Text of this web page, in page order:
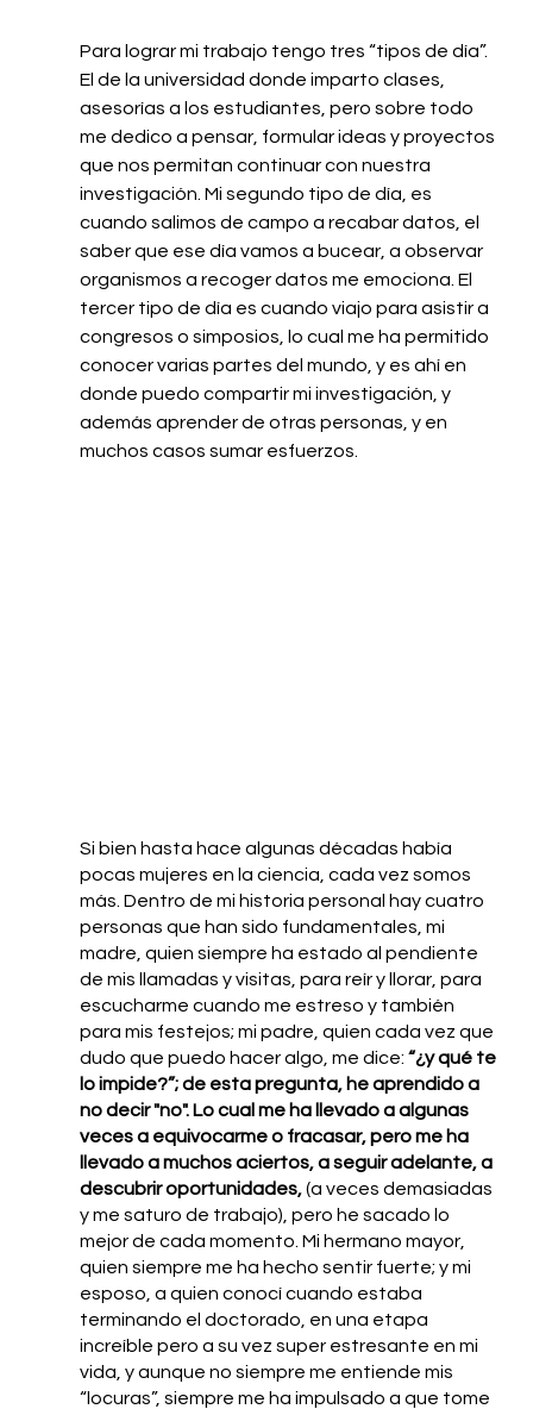
Para lograr mi trabajo tengo tres “tipos de día”.
El de la universidad donde imparto clases,
asesorías a los estudiantes, pero sobre todo
me dedico a pensar, formular ideas y proyectos
que nos permitan continuar con nuestra
investigación. Mi segundo tipo de día, es
cuando salimos de campo a recabar datos, el
saber que ese día vamos a bucear, a observar
organismos a recoger datos me emociona. El
tercer tipo de día es cuando viajo para asistir a
congresos o simposios, lo cual me ha permitido
conocer varias partes del mundo, y es ahí en
donde puedo compartir mi investigación, y
además aprender de otras personas, y en
muchos casos sumar esfuerzos.
Si bien hasta hace algunas décadas había
pocas mujeres en la ciencia, cada vez somos
más. Dentro de mi historia personal hay cuatro
personas que han sido fundamentales, mi
madre, quien siempre ha estado al pendiente
de mis llamadas y visitas, para reír y llorar, para
escucharme cuando me estreso y también
para mis festejos; mi padre, quien cada vez que
dudo que puedo hacer algo, me dice: “¿y qué te
lo impide?”; de esta pregunta, he aprendido a
no decir "no". Lo cual me ha llevado a algunas
veces a equivocarme o fracasar, pero me ha
llevado a muchos aciertos, a seguir adelante, a
descubrir oportunidades, (a veces demasiadas
y me saturo de trabajo), pero he sacado lo
mejor de cada momento. Mi hermano mayor,
quien siempre me ha hecho sentir fuerte; y mi
esposo, a quien conocí cuando estaba
terminando el doctorado, en una etapa
increíble pero a su vez super estresante en mi
vida, y aunque no siempre me entiende mis
“locuras”, siempre me ha impulsado a que tome